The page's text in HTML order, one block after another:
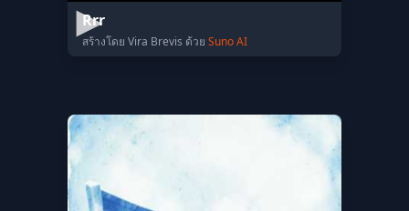
Rrr
สร้างโดย Vira Brevis ด้วย Suno AI